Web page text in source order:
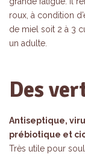
roux, à condition
de miel soit 2 à 3
un adulte.
Des
Antiseptique,
prébiotique et
Très utile pour